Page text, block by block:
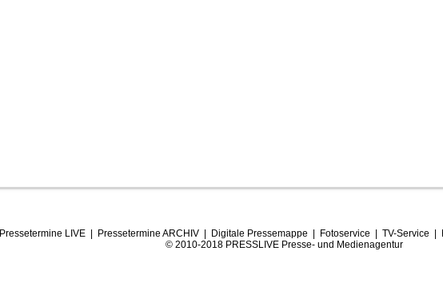
Pressetermine LIVE| Pressetermine ARCHIV| Digitale Pressemappe Fotoservice TV-Service
© 2010-2018 PRESSLIVE Presse- und Medienagentur